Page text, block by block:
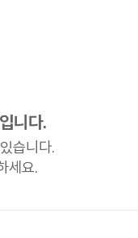
니다.
습니다.
세요.